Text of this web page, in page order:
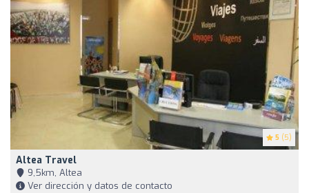
5 (5)
Altea Travel
9,5km, Altea
Ver dirección y datos de contacto